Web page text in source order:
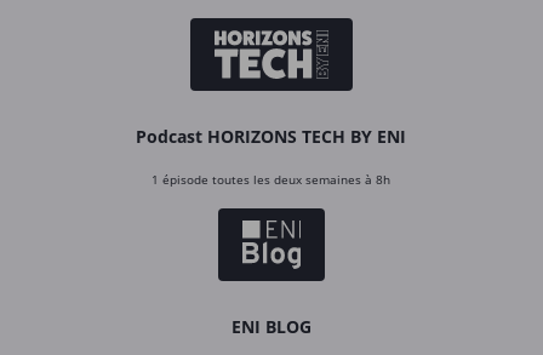
Podcast HORIZONS TECH BY ENI
1 épisode toutes les deux semaines à 8h
ENI BLOG